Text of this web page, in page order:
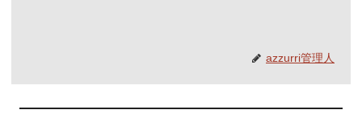
azzurri管理人